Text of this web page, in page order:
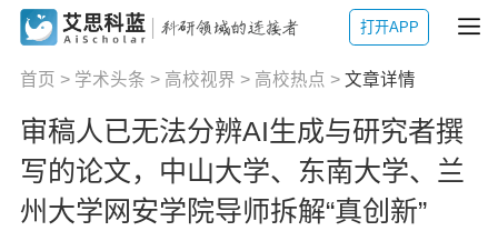
打开APP
首页 > 学术头条 > 高校视界 > 高校热点 > 文章详情
审稿人已无法分辨AI生成与研究者撰
写的论文，中山大学、东南大学、兰
州大学网安学院导师拆解“真创新”